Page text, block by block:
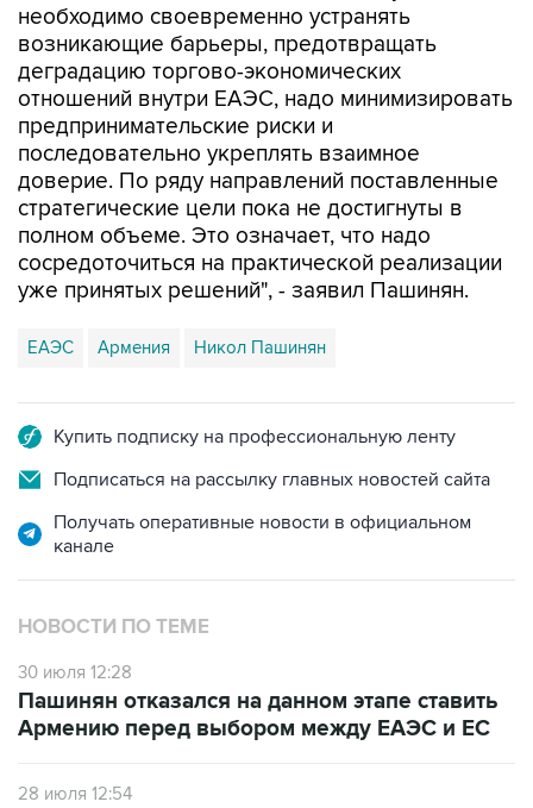
необходимо своевременно устранять
возникающие барьеры, предотвращать
деградацию торгово-экономических
отношений внутри ЕАЭС, надо минимизировать
предпринимательские риски и
последовательно укреплять взаимное
доверие. По ряду направлений поставленные
стратегические цели пока не достигнуты в
полном объеме. Это означает, что надо
сосредоточиться на практической реализации
уже принятых решений", - заявил Пашинян.
ЕАЭС Армения Никол Пашинян
Купить подписку на профессиональную ленту
Подписаться на рассылку главных новостей сайта
Получать оперативные новости в официальном
канале
НОВОСТИ ПО ТЕМЕ
30 июля 12:28
Пашинян отказался на данном этапе ставить
Армению перед выбором между ЕАЭС и ЕС
28 июля 12:54